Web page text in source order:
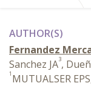
AUTHOR(S)
Fernandez
Sanchez JA3,
1 MUTUALSER